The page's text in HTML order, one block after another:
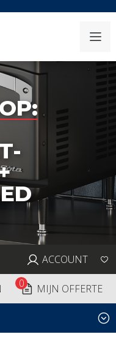
MIJN OFFERTE
0
ACCOUNT